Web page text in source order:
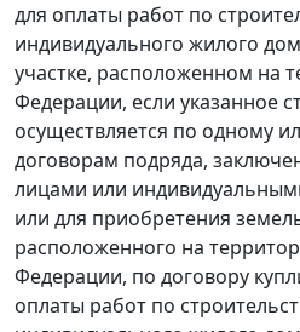
для оплаты работ по
индивидуального жилого
участке, расположенном на
Федерации, если указанное
осуществляется по одному
договорам подряда,
лицами или
или для приобретения
расположенного на
Федерации, по договору
оплаты работ по